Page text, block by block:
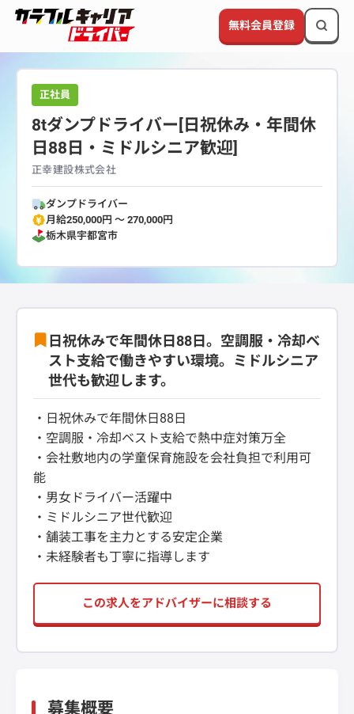
無料会員登録
正社員
8tダンプドライバー[日祝休み・年間休
日88日・ミドルシニア歓迎]
正幸建設株式会社
ダンプドライバー
月給250,000円 〜 270,000円
栃木県宇都宮市
日祝休みで年間休日88日。空調服・冷却ベ
スト支給で働きやすい環境。ミドルシニア
世代も歓迎します。
・日祝休みで年間休日88日
・空調服・冷却ベスト支給で熱中症対策万全
・会社敷地内の学童保育施設を会社負担で利用可
能
・男女ドライバー活躍中
・ミドルシニア世代歓迎
・舗装工事を主力とする安定企業
・未経験者も丁寧に指導します
この求人をアドバイザーに相談する
募集概要